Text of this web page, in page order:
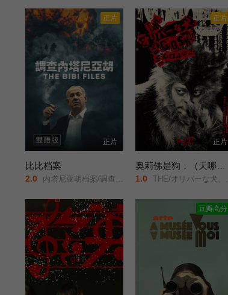
正片
正片
比比档案
2.0 内塔尼亚胡档案/调查内塔尼亚胡（香港Now/TV）/
正片
正片
奥莉佛是狗，（天哪！！）这家伙 电影版
1.0 THE/オリバーな犬、(Gosh!!)このヤロウ/MOVIE/
豆瓣高分